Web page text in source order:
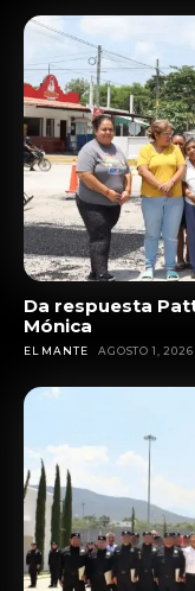
Da respuesta
Mónica
EL MANTE AGOSTO 1, 2026